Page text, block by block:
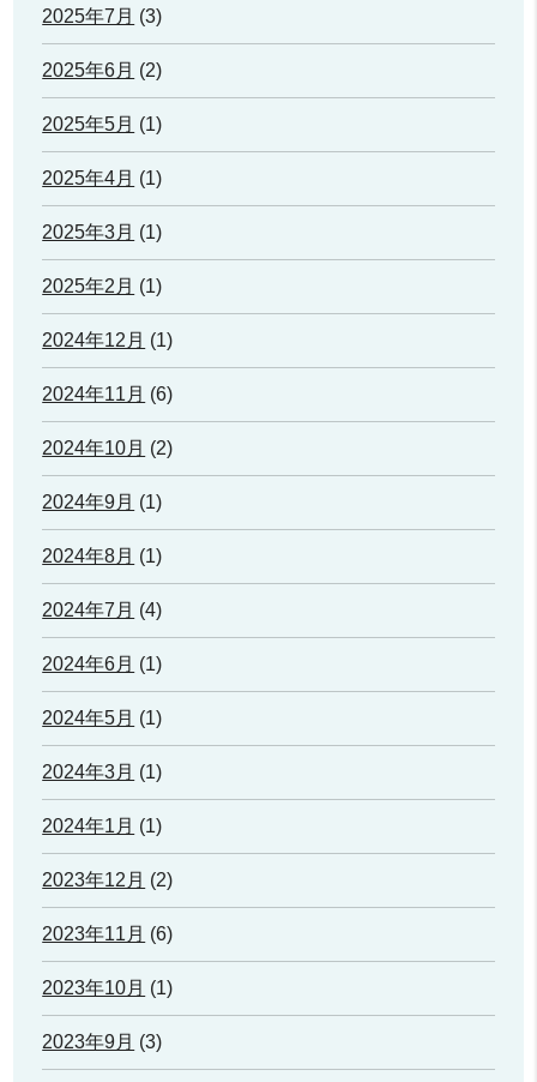
2025年7月 (3)
2025年6月 (2)
2025年5月 (1)
2025年4月 (1)
2025年3月 (1)
2025年2月 (1)
2024年12月 (1)
2024年11月 (6)
2024年10月 (2)
2024年9月 (1)
2024年8月 (1)
2024年7月 (4)
2024年6月 (1)
2024年5月 (1)
2024年3月 (1)
2024年1月 (1)
2023年12月 (2)
2023年11月 (6)
2023年10月 (1)
2023年9月 (3)